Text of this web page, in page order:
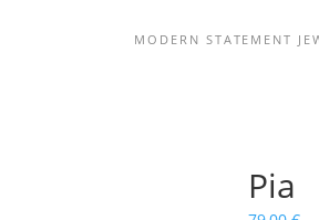
MODERN STATEMENT
Pia